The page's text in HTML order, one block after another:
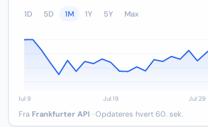
1D 5D 1M 1Y 5Y Max
Fra Frankfurter API · Opdateres hvert 60. sek.